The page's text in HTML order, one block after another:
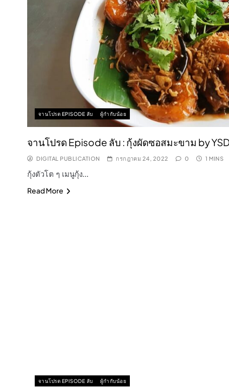
จานโปรด EPISODE ลับ ผู้กำกับน้อย
จานโปรด Episode ลับ : กุ้งผัดซอสมะขาม by
DIGITAL PUBLICATION กรกฎาคม 24, 2022 0 1 MINS
กุ้งตัวโต ๆ เมนูกุ้ง…
Read More
จานโปรด EPISODE ลับ ผู้กำกับน้อย